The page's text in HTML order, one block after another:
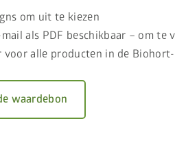
om uit te kiezen
mail als PDF beschikbaar – om
voor alle producten in de
waardebon